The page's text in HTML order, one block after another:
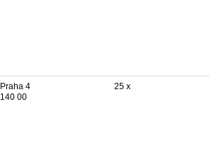
Praha 4
140 00
25 x